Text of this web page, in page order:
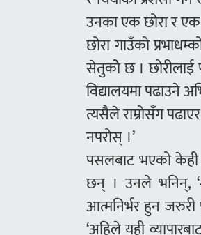
उनका एक छोरा र एक
छोरा गाउँको
सेतुकोे छ । छोरीलाई
विद्यालयमा पढाउने
त्यसैले राम्रोसँग
नपरोस् ।’
पसलबाट भएको
छन् । उनले भनिन्,
आत्मनिर्भर हुन